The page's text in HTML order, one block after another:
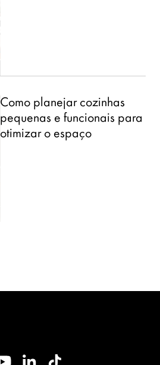
Como planejar cozinhas
pequenas e funcionais para
otimizar o espaço